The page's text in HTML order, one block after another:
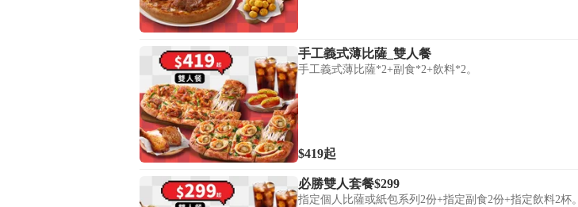
手工義式薄比薩_雙人餐
手工義式薄比薩*2+副食*2+飲料*2。
$419起
必勝雙人套餐$299
指定個人比薩或紙包系列2份+指定副食2份+指定飲料2杯。